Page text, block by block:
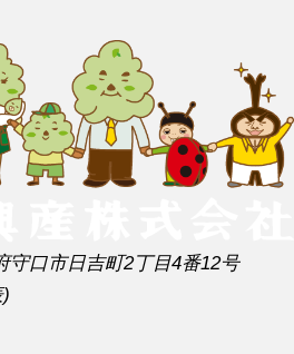
守口市日吉町2丁目4番12号